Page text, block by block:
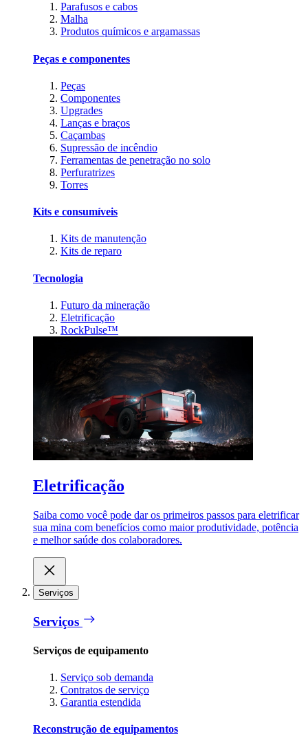
Parafusos e cabos
Malha
Produtos químicos e argamassas
Peças e componentes
Peças
Componentes
Upgrades
Lanças e braços
Caçambas
Supressão de incêndio
Ferramentas de penetração no solo
Perfuratrizes
Torres
Kits e consumíveis
Kits de manutenção
Kits de reparo
Tecnologia
Futuro da mineração
Eletrificação
RockPulse™
Eletrificação
Saiba como você pode dar os primeiros passos para eletrificar
sua mina com benefícios como maior produtividade, potência
e melhor saúde dos colaboradores.
Serviços
Serviços
Serviços de equipamento
Serviço sob demanda
Contratos de serviço
Garantia estendida
Reconstrução de equipamentos